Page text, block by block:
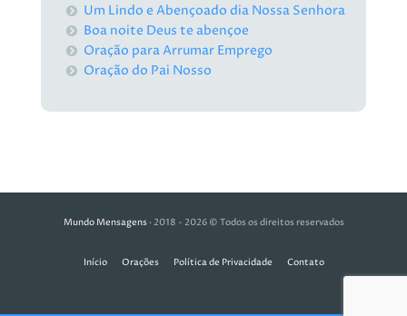
Um Lindo e Abençoado dia Nossa Senhora
Boa noite Deus te abençoe
Oração para Arrumar Emprego
Oração do Pai Nosso
Mundo Mensagens· 2018 - 2026 © Todos os direitos reservados
Início Orações Política de Privacidade Contato